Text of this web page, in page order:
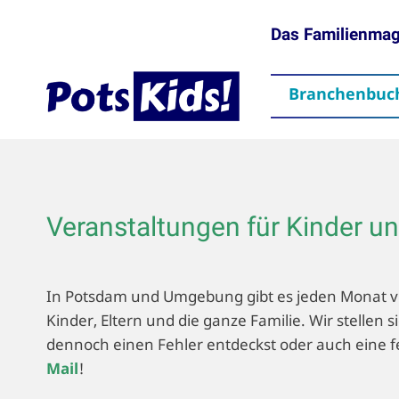
Das
Veranstaltungen für Kinder
In Potsdam und Umgebung gibt es jeden
Kinder, Eltern und die ganze Familie. Wir stellen
dennoch einen Fehler entdeckst oder auch eine
Mail!
ThemenAktuelles